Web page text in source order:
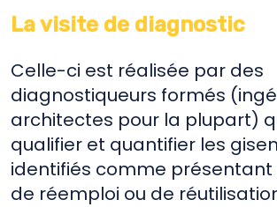
La visite de diagnostic
Celle-ci est réalisée par des
diagnostiqueurs formés
architectes pour la plupart)
qualifier et quantifier les
identifiés comme
de réemploi ou de